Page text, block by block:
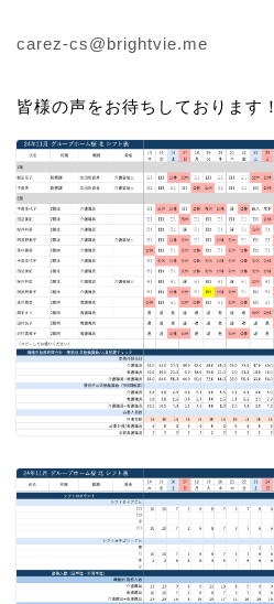
carez-cs@brightvie.me
皆様の声をお待ちしております！